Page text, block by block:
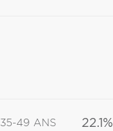
35-49 ANS 22.1%